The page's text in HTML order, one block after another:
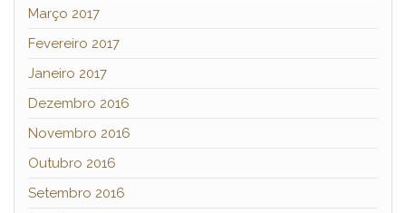
Março 2017
Fevereiro 2017
Janeiro 2017
Dezembro 2016
Novembro 2016
Outubro 2016
Setembro 2016